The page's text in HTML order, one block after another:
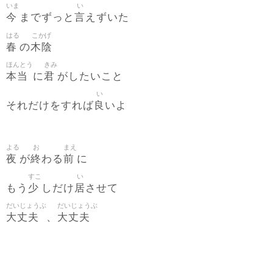
今
いま
までずっと 言
い
えずいた
春
はる
の木陰
こかげ
本当
ほんとう
に君
きみ
がしたいこと
それだけをすれば 良
い
いよ
夜
よる
が終
お
わる前
まえ
に
もう 少
すこ
しだけ 居
い
させて
大丈夫
だいじょうぶ
、 大丈夫
だいじょうぶ